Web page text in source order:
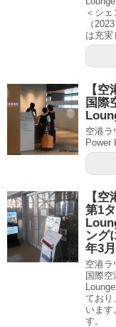
＜シ
（
は充実
【
国際
空港
Power
【
第1
ング
年3
空港
国際
ており
います
す。